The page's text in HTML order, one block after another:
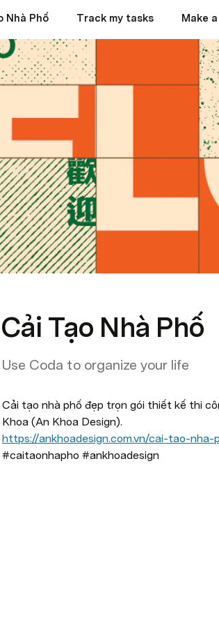
Nhà Phố Track my tasks Make
Cải Tạo Nhà Phố
Use Coda to organize your life
Cải tạo nhà phố đẹp trọn gói thiết kế thi
Khoa (An Khoa Design).
https://ankhoadesign.com.vn/cai-tao-nha-
#caitaonhapho #ankhoadesign